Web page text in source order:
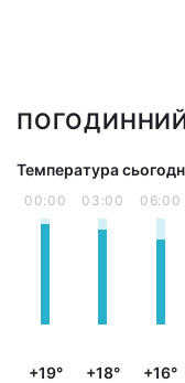
Температура
00:00
+19°
03:00
+18°
06:00
+16°